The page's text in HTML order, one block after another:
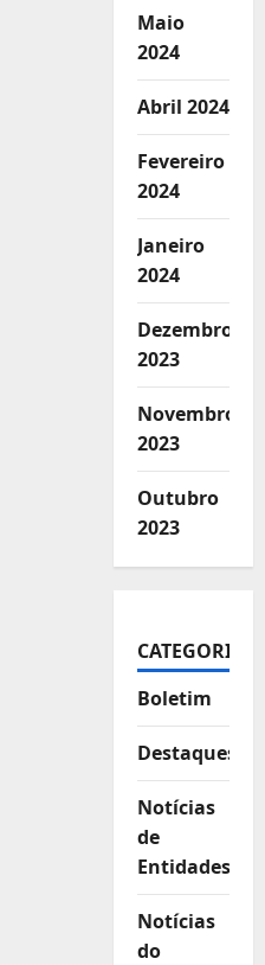
Maio
2024
Abril 2024
Fevereiro
2024
Janeiro
2024
Dezembro
2023
Novembro
2023
Outubro
2023
CATEGORIAS
Boletim
Destaques
Notícias
de
Entidades
Notícias
do